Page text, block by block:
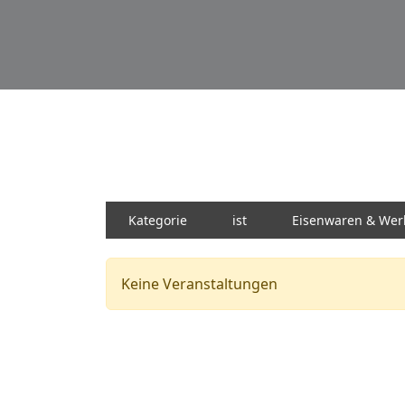
Kategorie ist Eisenwaren &
Keine Veranstaltungen